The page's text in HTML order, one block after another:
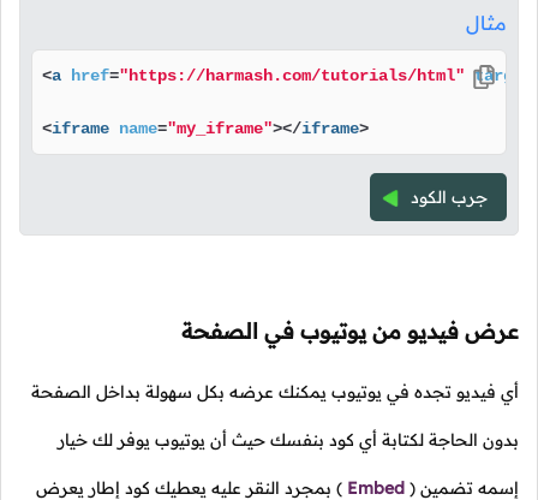
مثال
<a href="https://harmash.com/tutorials/html" target
<iframe name="my_iframe"></iframe>
جرب الكود
عرض فيديو من يوتيوب في الصفحة
أي فيديو تجده في يوتيوب يمكنك عرضه بكل سهولة بداخل الصفحة
بدون الحاجة لكتابة أي كود بنفسك حيث أن يوتيوب يوفر لك خيار
إسمه تضمين (
Embed
) بمجرد النقر عليه يعطيك كود إطار يعرض